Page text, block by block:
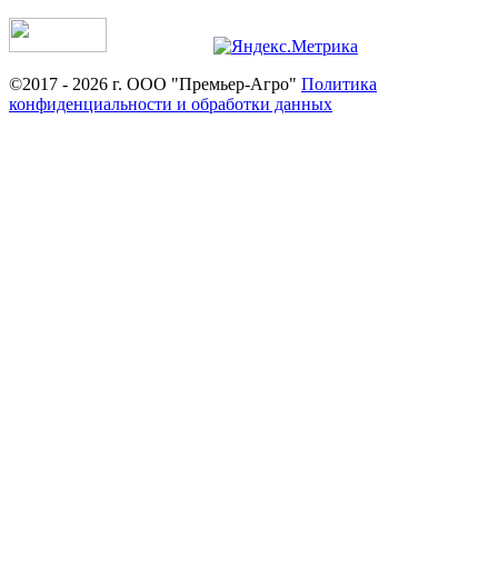
©2017 - 2026 г. ООО "Премьер-Агро" Политика
конфиденциальности и обработки данных